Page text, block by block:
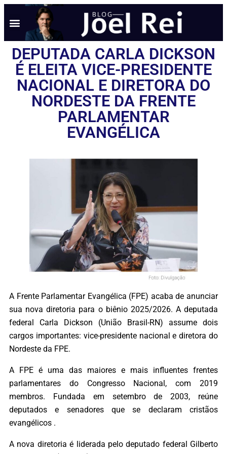
DEPUTADA CARLA DICKSON
É ELEITA VICE-PRESIDENTE
NACIONAL E DIRETORA DO
NORDESTE DA FRENTE
PARLAMENTAR
EVANGÉLICA
A Frente Parlamentar Evangélica (FPE) acaba de anunciar
sua nova diretoria para o biênio 2025/2026. A deputada
federal Carla Dickson (União Brasil-RN) assume dois
cargos importantes: vice-presidente nacional e diretora do
Nordeste da FPE.
A FPE é uma das maiores e mais influentes frentes
parlamentares do Congresso Nacional, com 2019
membros. Fundada em setembro de 2003, reúne
deputados e senadores que se declaram cristãos
evangélicos .
A nova diretoria é liderada pelo deputado federal Gilberto